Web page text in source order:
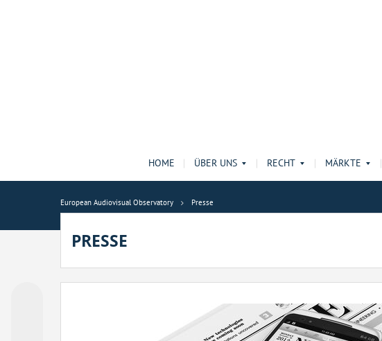
HOME ÜBER UNS RECHT MÄRKTE
European Audiovisual Observatory Presse
PRESSE